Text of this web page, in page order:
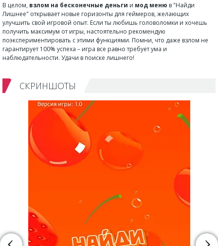
В целом, взлом на бесконечные деньги и мод меню в "Найди
Лишнее" открывает новые горизонты для геймеров, желающих
улучшить свой игровой опыт. Если ты любишь головоломки и хочешь
получить максимум от игры, настоятельно рекомендую
поэкспериментировать с этими функциями. Помни, что даже взлом не
гарантирует 100% успеха – игра все равно требует ума и
наблюдательности. Удачи в поиске лишнего!
СКРИНШОТЫ